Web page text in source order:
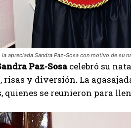
apreciada Sandra Paz-Sosa con motivo de su
Paz-Sosacelebró su
risas y diversión. La
se reunieron para